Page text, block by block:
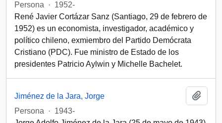
Persona
· 1952-
René Javier Cortázar Sanz (Santiago, 29 de febrero de
1952) es un economista, investigador, académico y
político chileno, exmiembro del Partido Demócrata
Cristiano (PDC). Fue ministro de Estado de los
presidentes Patricio Aylwin y Michelle Bachelet.
Jiménez de la Jara, Jorge
Persona
· 1943-